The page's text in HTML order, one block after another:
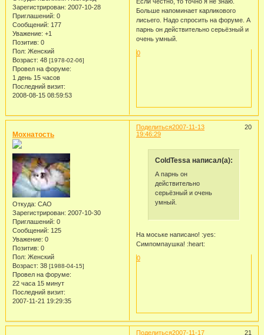
Зарегистрирован: 2007-10-28
Приглашений: 0
Сообщений: 177
Уважение: +1
Позитив: 0
Пол: Женский
Возраст: 48 [1978-02-06]
Провел на форуме:
1 день 15 часов
Последний визит:
2008-08-15 08:59:53
Больше напоминает карликового
лисьего. Надо спросить на форуме. А
парнь он действительно серьёзный и
очень умный.
0
Поделиться 20
2007-11-13
19:46:29
Мохнатость
Откуда: САО
Зарегистрирован: 2007-10-30
Приглашений: 0
Сообщений: 125
Уважение: 0
Позитив: 0
Пол: Женский
Возраст: 38 [1988-04-15]
Провел на форуме:
22 часа 15 минут
Последний визит:
2007-11-21 19:29:35
ColdTessa написал(а):
А парнь он
действительно
серьёзный и очень
умный.
На моське написано! :yes:
Симпомпаушка! :heart:
0
Поделиться 21
2007-11-17